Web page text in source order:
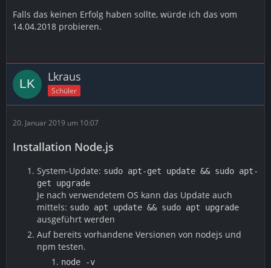
Falls das keinen Erfolg haben sollte, würde ich das vom
14.04.2018 probieren.
Lkraus
Schüler
20. Januar 2019 um 10:07
Installation Node.js
System-Update: sudo apt-get update && sudo apt-
get upgrade
Je nach verwendetem OS kann das Update auch
mittels: sudo apt update && sudo apt upgrade
ausgeführt werden
Auf bereits vorhandene Versionen von nodejs und
npm testen.
node -v